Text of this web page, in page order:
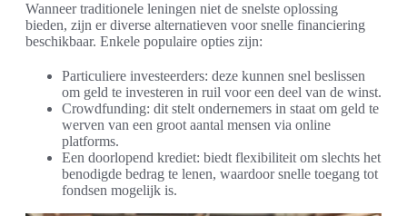
Wanneer traditionele leningen niet de snelste oplossing
bieden, zijn er diverse alternatieven voor snelle financiering
beschikbaar. Enkele populaire opties zijn:
Particuliere investeerders: deze kunnen snel beslissen
om geld te investeren in ruil voor een deel van de winst.
Crowdfunding: dit stelt ondernemers in staat om geld te
werven van een groot aantal mensen via online
platforms.
Een doorlopend krediet: biedt flexibiliteit om slechts het
benodigde bedrag te lenen, waardoor snelle toegang tot
fondsen mogelijk is.